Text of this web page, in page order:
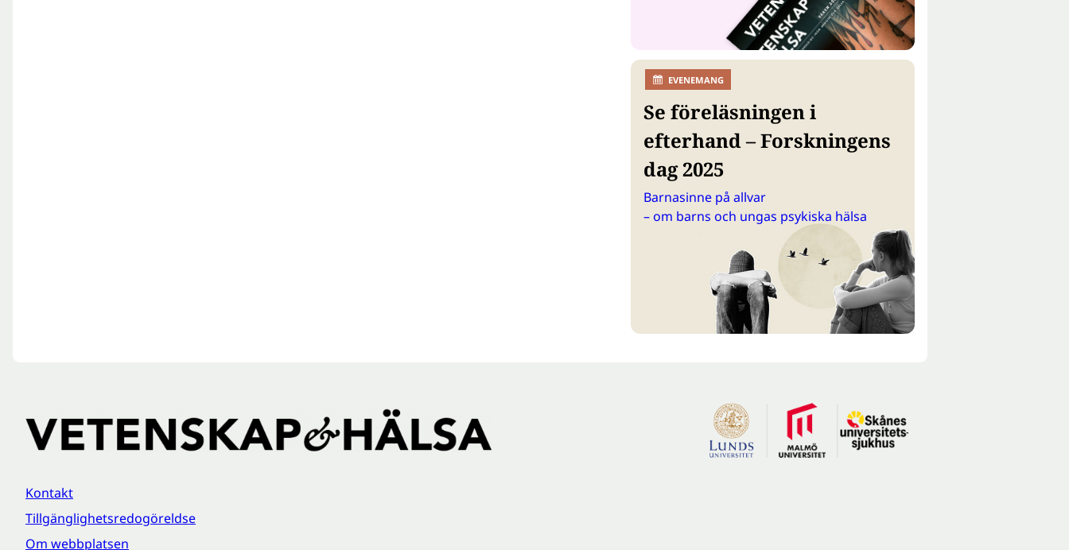
EVENEMANG
Se föreläsningen i
efterhand – Forskningens
dag 2025
Barnasinne på allvar
– om barns och ungas psykiska hälsa
Kontakt
Tillgänglighetsredogöreldse
Om webbplatsen